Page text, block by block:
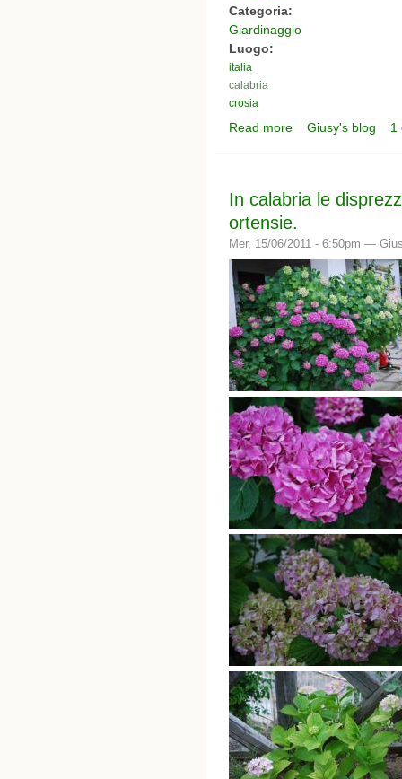
Categoria:
Giardinaggio
Luogo:
italia
calabria
crosia
Read more about viale di
Giusy's blog 1
In calabria le
ortensie.
Mer, 15/06/2011 - 6:50pm —